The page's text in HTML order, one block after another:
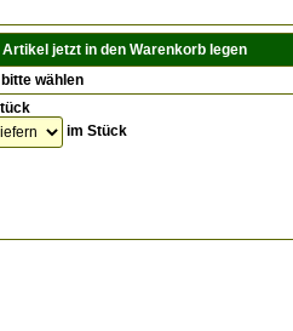
Artikel jetzt in den Warenkorb legen
wählen
im Stück